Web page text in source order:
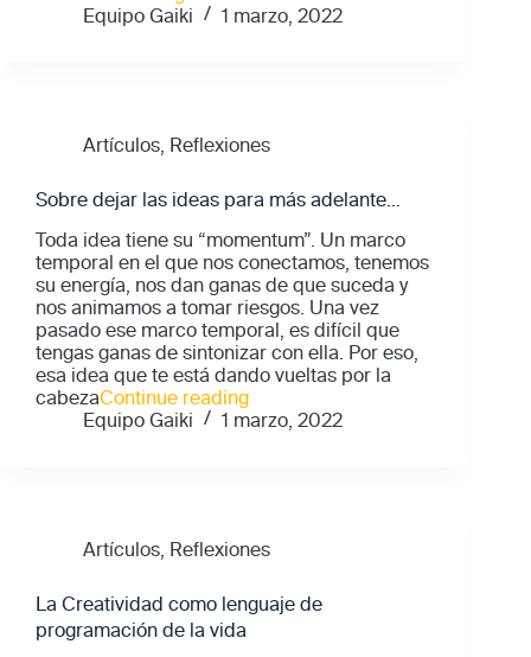
autoestima
una
Equipo Gaiki 1 marzo, 2022
Artículos, Reflexiones
Sobre dejar las ideas para más adelante…
Toda idea tiene su “momentum”. Un marco
temporal en el que nos conectamos, tenemos
su energía, nos dan ganas de que suceda y
nos animamos a tomar riesgos. Una vez
pasado ese marco temporal, es difícil que
tengas ganas de sintonizar con ella. Por eso,
esa idea que te está dando vueltas por la
cabezaContinue reading"Sobre
dejar
Equipo Gaiki 1 marzo, 2022
Artículos Reflexiones
La Creatividad como lenguaje de
programación de la vida